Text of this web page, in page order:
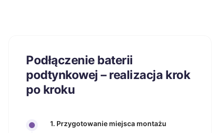
Podłączenie baterii
podtynkowej – realizacja krok
po kroku
1. Przygotowanie miejsca montażu